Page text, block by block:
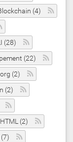
(4)
(28)
(22)
(2)
(2)
HTML (2)